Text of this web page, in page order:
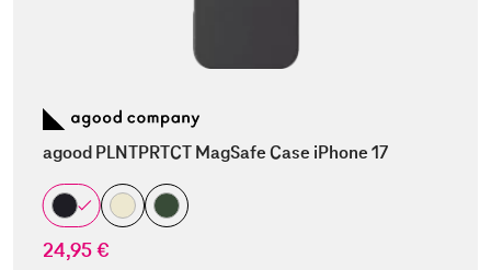
agood PLNTPRTCT MagSafe Case iPhone 17
24,95 €